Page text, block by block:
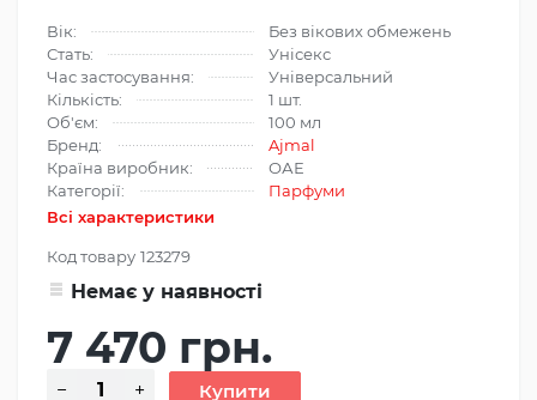
Вік:
Без вікових обмежень
Стать:
Унісекс
Час застосування:
Універсальний
Кількість:
1 шт.
Об'єм:
100 мл
Бренд:
Ajmal
Країна виробник:
ОАЕ
Категорії:
Парфуми
Всі характеристики
Код товару 123279
Немає у наявності
7 470 грн.